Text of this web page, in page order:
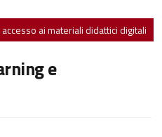
ai materiali didattici digitali
e